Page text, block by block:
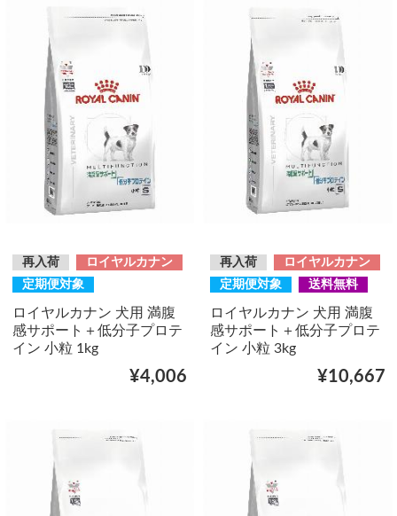
再入荷
ロイヤルカナン
定期便対象
ロイヤルカナン 犬用 満腹
感サポート＋低分子プロテ
イン 小粒 1kg
¥4,006
再入荷
ロイヤルカナン
定期便対象
送料無料
ロイヤルカナン 犬用 満腹
感サポート＋低分子プロテ
イン 小粒 3kg
¥10,667